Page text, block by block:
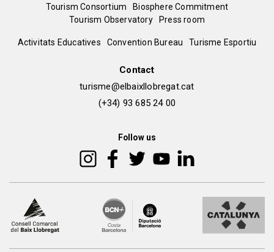
Menú
del
Tourism Consortium
Biosphere Commitment
Tourism Observatory
Press room
Peu
Activitats Educatives Convention Bureau Turisme Esportiu
Contact
turisme@elbaixllobregat.cat
(+34) 93 685 24 00
Follow us